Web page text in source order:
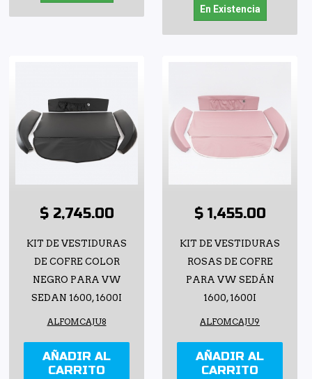
En Existencia
$ 2,745.00
KIT DE VESTIDURAS
DE COFRE COLOR
NEGRO PARA VW
SEDAN 1600, 1600I
ALFOMCAJU8
AÑADIR AL
CARRITO
$ 1,455.00
KIT DE VESTIDURAS
ROSAS DE COFRE
PARA VW SEDÁN
1600, 1600I
ALFOMCAJU9
AÑADIR AL
CARRITO